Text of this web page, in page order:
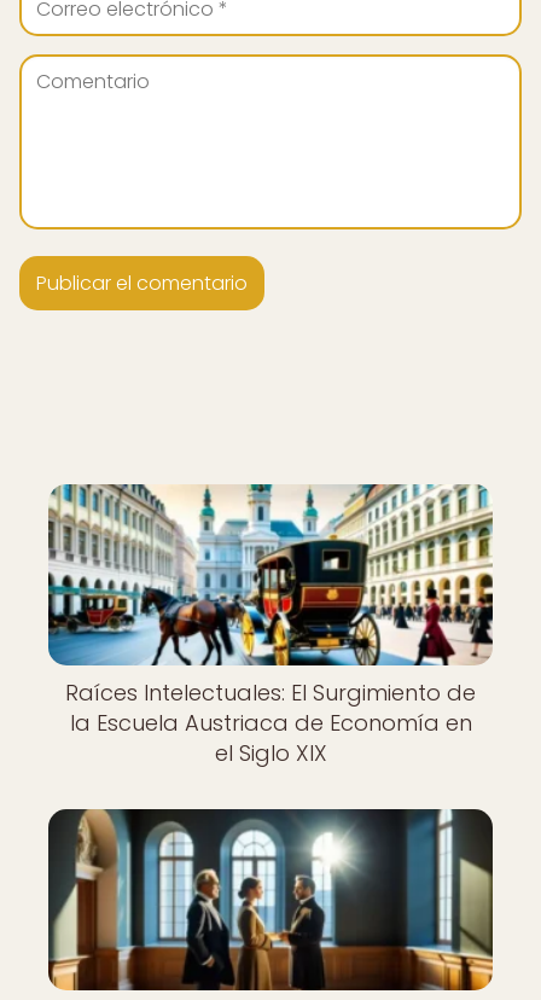
Raíces Intelectuales: El Surgimiento de
la Escuela Austriaca de Economía en
el Siglo XIX